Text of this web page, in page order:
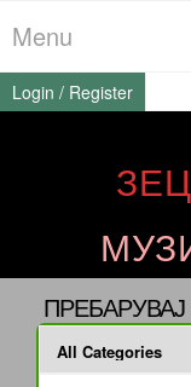
to
the
content
Menu
Login / Register